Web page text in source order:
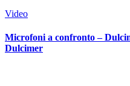
Video
Microfoni a confronto –
Dulcimer